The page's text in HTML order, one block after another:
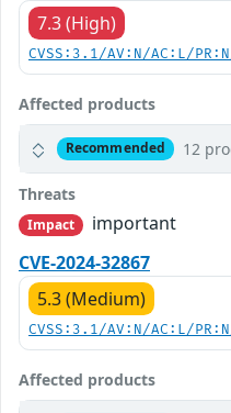
7.3 (High)
CVSS:3.1/AV:N/AC:L/
Affected products
Recommended 12
Threats
Impact
important
CVE-2024-32867
5.3 (Medium)
CVSS:3.1/AV:N/AC:L/
Affected products